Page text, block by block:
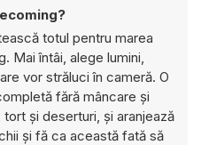
totul pentru marea
Mai întâi, alege lumini,
vor străluci în cameră. O
fără mâncare și
și deserturi, și aranjează
și fă ca această fată să